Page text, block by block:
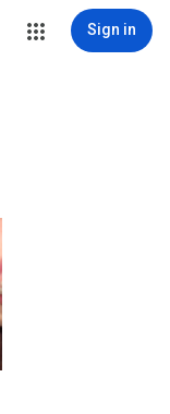
Sign in